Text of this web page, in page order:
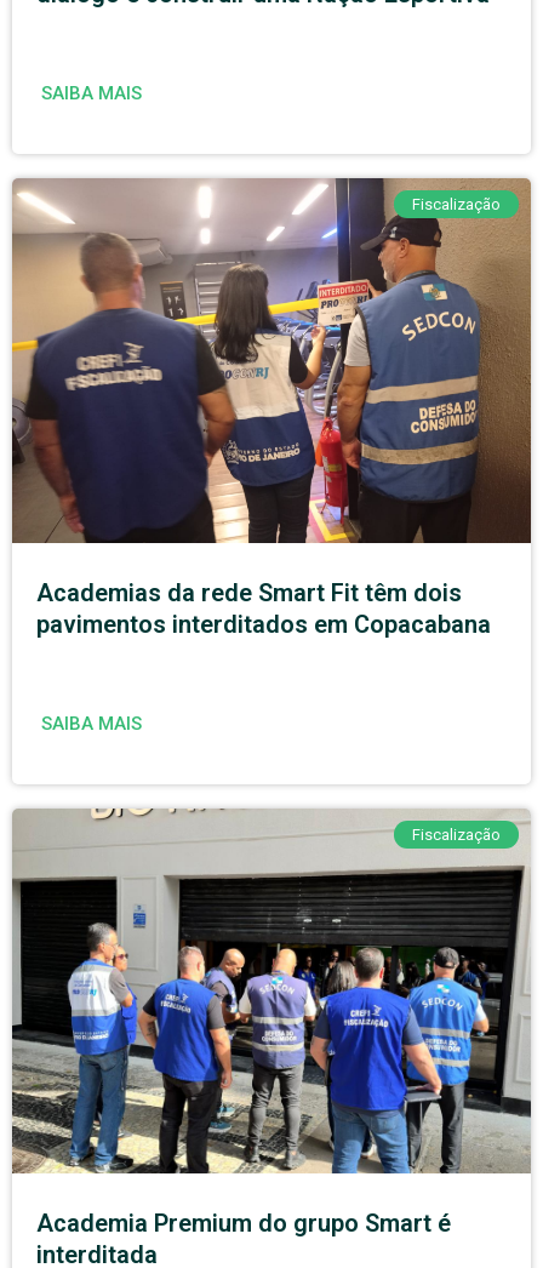
SAIBA MAIS
Fiscalização
Academias da rede Smart Fit têm dois
pavimentos interditados em Copacabana
SAIBA MAIS
Fiscalização
Academia Premium do grupo Smart é
interditada